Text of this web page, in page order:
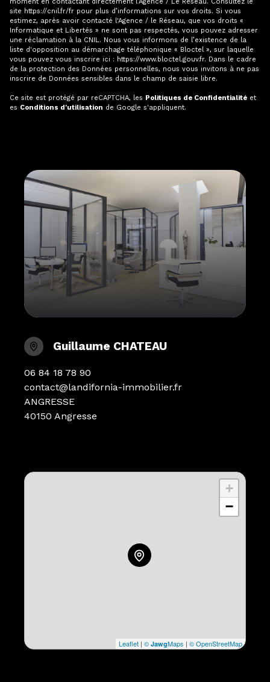
moment en contactant directement l’Agence / Le Réseau. Consultez le
site https://cnil.fr/fr pour plus d’informations sur vos droits. Si vous
estimez, après avoir contacté l'Agence / le Réseau, que vos droits «
Informatique et Libertés » ne sont pas respectés, vous pouvez adresser
une réclamation à la CNIL. Nous vous informons de l’existence de la
liste d'opposition au démarchage téléphonique « Bloctel », sur laquelle
vous pouvez vous inscrire ici : https://www.bloctel.gouv.fr. Dans le cadre
de la protection des Données personnelles, nous vous invitons à ne pas
inscrire de Données sensibles dans le champ de saisie libre.
Ce site est protégé par reCAPTCHA, les Politiques de Confidentialité et
es Conditions d'utilisation de Google s'appliquent.
Guillaume CHATEAU
06 84 18 78 90
contact@landifornia-immobilier.fr
ANGRESSE
40150 Angresse
+
−
Leaflet | © JawgMaps | © OpenStreetMap